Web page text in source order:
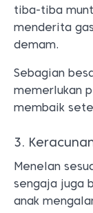
tiba-tiba
menderita
demam.
Sebagian
memerlukan
membaik
3.
Menelan
sengaja juga
anak